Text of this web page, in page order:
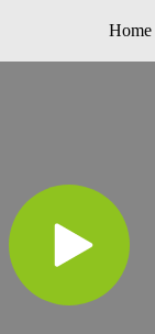
Home